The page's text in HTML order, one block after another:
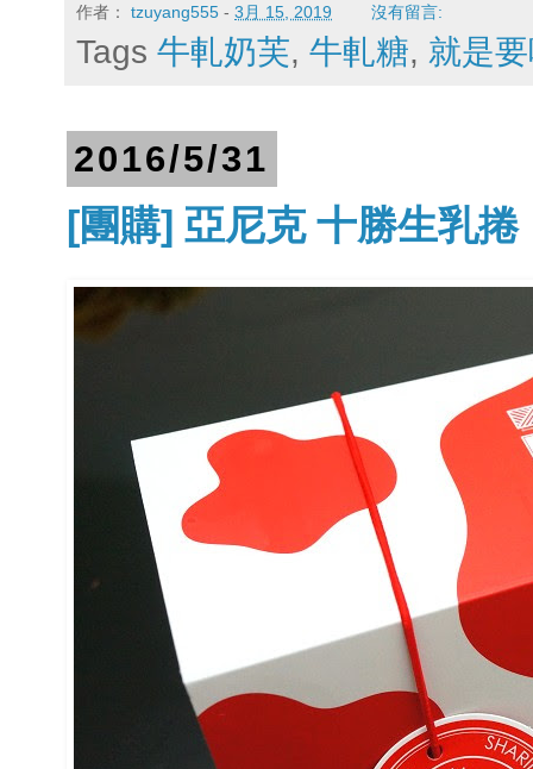
作者： tzuyang555 - 3月 15, 2019 沒有留言:
Tags 牛軋奶芙, 牛軋糖, 就是
2016/5/31
[團購] 亞尼克 十勝生乳捲